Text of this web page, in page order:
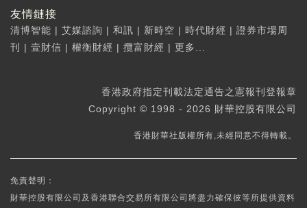
友情鏈接
清博智能 | 艾媒諮詢 | 和訊 | 新時空 | 時代財經 | 證券市場周
刊
| 壹財信 | 權衡財經 | 攬富財經 | 更多...
香港政府指定刊載法定通告之憲報刊登報章
Copyright © 1998 - 2026 財華控股有限公司
香港財華社版權所有,未經同意不得轉載。
免責聲明：
財華控股有限公司及香港聯合交易所有限公司將盡力確保彼等所提供資料